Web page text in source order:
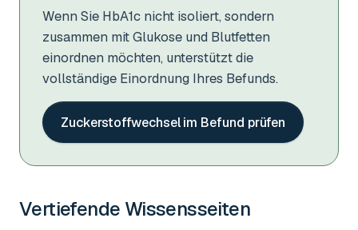
Wenn Sie HbA1c nicht isoliert, sondern
zusammen mit Glukose und Blutfetten
einordnen möchten, unterstützt die
vollständige Einordnung Ihres Befunds.
Zuckerstoffwechsel im Befund prüfen
Vertiefende Wissensseiten